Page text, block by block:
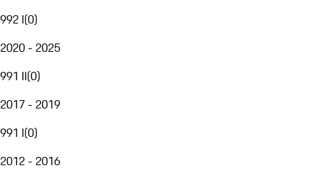
992 I(0)
2020 - 2025
991 II(0)
2017 - 2019
991 I(0)
2012 - 2016